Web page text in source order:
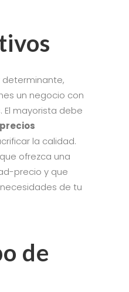
determinante,
un negocio con
mayorista debe
precios
la calidad.
ofrezca una
precio y que
de tu
de